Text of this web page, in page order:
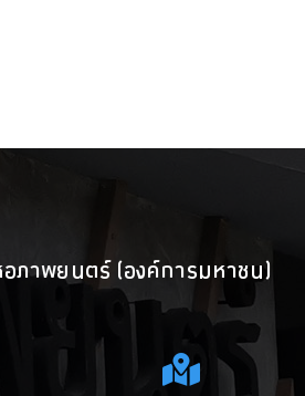
ภาพยนตร์ (องค์การมหาชน)